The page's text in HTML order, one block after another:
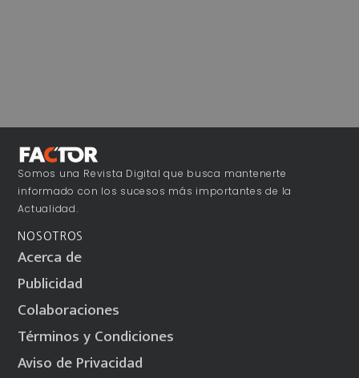
Somos una Revista Digital que busca mantenerte
informado con los sucesos más importantes de la
Actualidad.
NOSOTROS
Acerca de
Publicidad
Colaboraciones
Términos y Condiciones
Aviso de Privacidad